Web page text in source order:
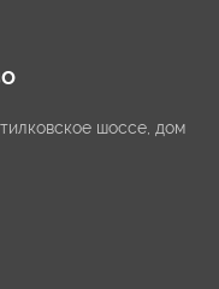
шоссе, дом